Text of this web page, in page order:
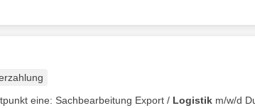
eine: Sachbearbeitung Export / Logistik m/w/d